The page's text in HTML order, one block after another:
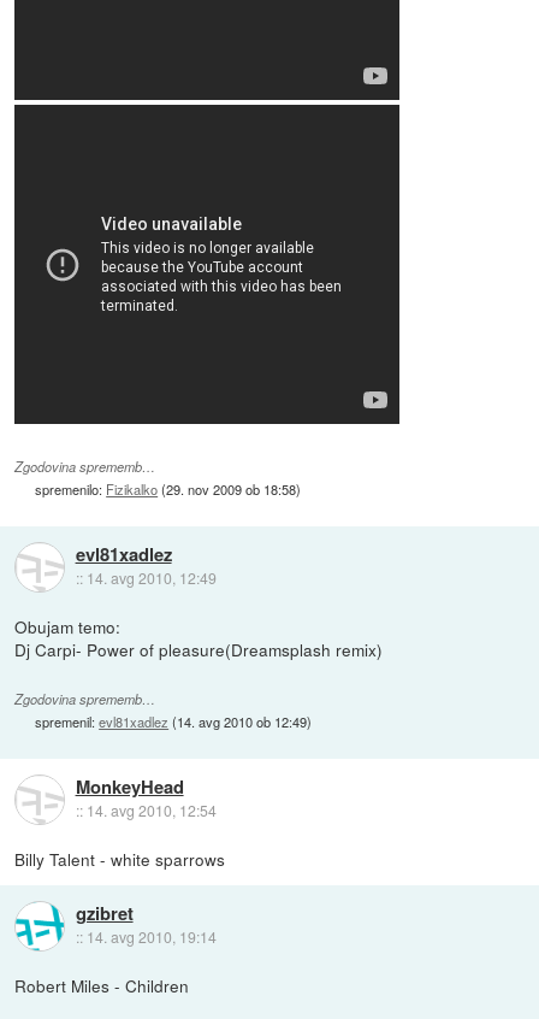
Zgodovina sprememb…
spremenilo: Fizikalko(29. nov 2009 ob 18:58)
evl81xadlez
:: 14. avg 2010, 12:49
Obujam temo:
Dj Carpi- Power of pleasure(Dreamsplash remix)
Zgodovina sprememb…
spremenil:evl81xadlez (14. avg 2010 ob 12:49)
MonkeyHead
:: 14. avg 2010, 12:54
Billy Talent - white sparrows
gzibret
:: 14. avg 2010, 19:14
Robert Miles - Children